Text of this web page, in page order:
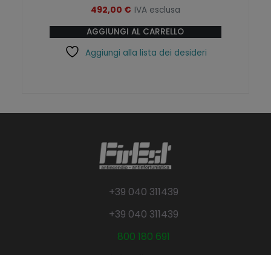
492,00 € IVA esclusa
AGGIUNGI AL CARRELLO
Aggiungi alla lista dei desideri
+39 040 311439
+39 040 311439
800 180 691